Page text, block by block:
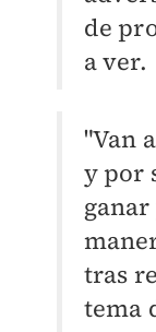
de
a ver.
"Van
y por
tras
tema